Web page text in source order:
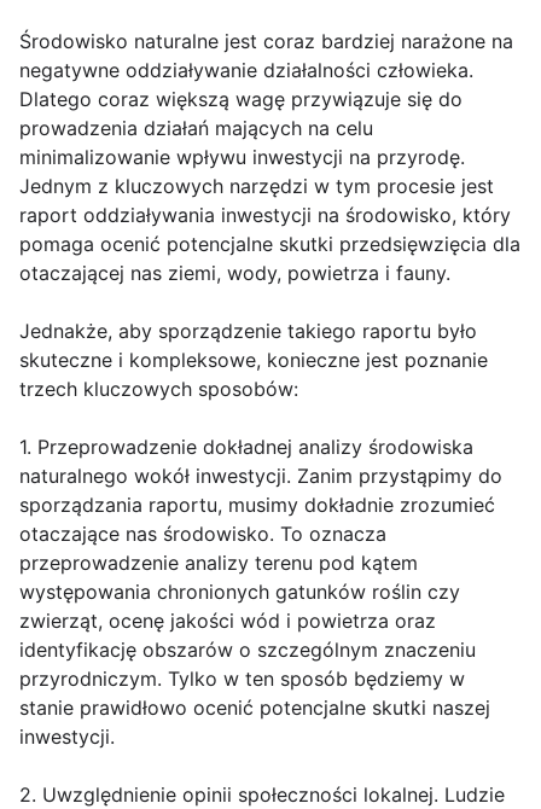
Środowisko naturalne jest coraz bardziej narażone na
negatywne oddziaływanie działalności człowieka.
Dlatego coraz większą wagę przywiązuje się do
prowadzenia działań mających na celu
minimalizowanie wpływu inwestycji na przyrodę.
Jednym z kluczowych narzędzi w tym procesie jest
raport oddziaływania inwestycji na środowisko, który
pomaga ocenić potencjalne skutki przedsięwzięcia dla
otaczającej nas ziemi, wody, powietrza i fauny.
Jednakże, aby sporządzenie takiego raportu było
skuteczne i kompleksowe, konieczne jest poznanie
trzech kluczowych sposobów:
1. Przeprowadzenie dokładnej analizy środowiska
naturalnego wokół inwestycji. Zanim przystąpimy do
sporządzania raportu, musimy dokładnie zrozumieć
otaczające nas środowisko. To oznacza
przeprowadzenie analizy terenu pod kątem
występowania chronionych gatunków roślin czy
zwierząt, ocenę jakości wód i powietrza oraz
identyfikację obszarów o szczególnym znaczeniu
przyrodniczym. Tylko w ten sposób będziemy w
stanie prawidłowo ocenić potencjalne skutki naszej
inwestycji.
2. Uwzględnienie opinii społeczności lokalnej. Ludzie